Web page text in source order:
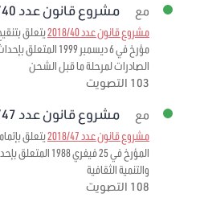
مع مشروع قانون عدد 2018/40 برمته
مشروع قانون عدد 2018/40
مؤرخ في 6 ديسمبر
الصادرات لمرحلة ما قبل الشحن
103 التصويت
مع مشروع قانون عدد 2018/47 برمته
مشروع قانون عدد 2018/47
المؤرخ في 25 فيفري
والتنمية الثقافية
108 التصويت